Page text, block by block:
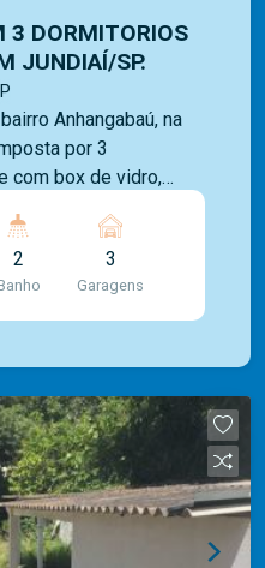
3 DORMITORIOS
JUNDIAÍ/SP.
Anhangabaú, na
com box de vidro,
copa e cozinha
banheiro social
serviço coberta, quarto
e lateral com vista
garagem cobertas.
mais de 40 anos de
na
venda ou locação.
opção de imóveis
lançamentos. A equipe
e recebe
2 3
Garagens